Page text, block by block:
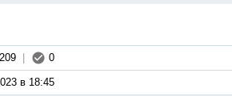
0
в 18:45